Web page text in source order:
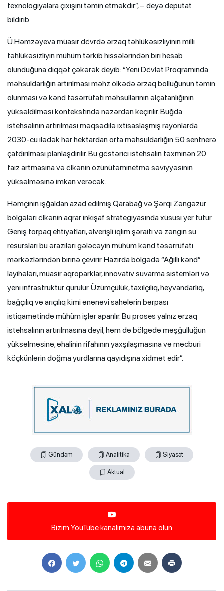
texnologiyalara çıxışını təmin etməkdir”, – deyə deputat
bildirib.
Ü.Həmzəyeva müasir dövrdə ərzaq təhlükəsizliyinin milli
təhlükəsizliyin mühüm tərkib hissələrindən biri hesab
olunduğuna diqqət çəkərək deyib: “Yeni Dövlət Proqramında
məhsuldarlığın artırılması məhz ölkədə ərzaq bolluğunun təmin
olunması və kənd təsərrüfatı məhsullarının əlçatanlığının
yüksəldilməsi kontekstində nəzərdən keçirilir. Buğda
istehsalının artırılması məqsədilə ixtisaslaşmış rayonlarda
2030-cu ilədək hər hektardan orta məhsuldarlığın 50 sentnerə
çatdırılması planlaşdırılır. Bu göstərici istehsalın təxminən 20
faiz artmasına və ölkənin özünütəminetmə səviyyəsinin
yüksəlməsinə imkan verəcək.
Həmçinin işğaldan azad edilmiş Qarabağ və Şərqi Zəngəzur
bölgələri ölkənin aqrar inkişaf strategiyasında xüsusi yer tutur.
Geniş torpaq ehtiyatları, əlverişli iqlim şəraiti və zəngin su
resursları bu əraziləri gələcəyin mühüm kənd təsərrüfatı
mərkəzlərindən birinə çevirir. Hazırda bölgədə “Ağıllı kənd”
layihələri, müasir aqroparklar, innovativ suvarma sistemləri və
yeni infrastruktur qurulur. Üzümçülük, taxılçılıq, heyvandarlıq,
bağçılıq və arıçılıq kimi ənənəvi sahələrin bərpası
istiqamətində mühüm işlər aparılır. Bu proses yalnız ərzaq
istehsalının artırılmasına deyil, həm də bölgədə məşğulluğun
yüksəlməsinə, əhalinin rifahının yaxşılaşmasına və məcburi
köçkünlərin doğma yurdlarına qayıdışına xidmət edir”.
Gündəm Analitika Siyasət
Aktual
Bizim YouTube kanalımıza abunə olun